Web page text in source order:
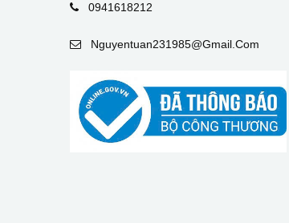
0941618212
Nguyentuan231985@gmail.com